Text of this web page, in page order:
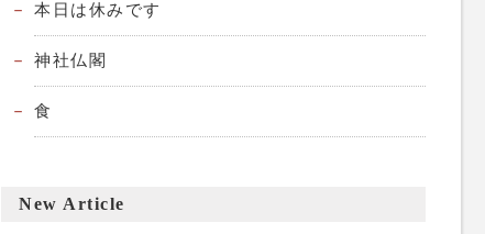
本日は休みです
神社仏閣
食
New Article